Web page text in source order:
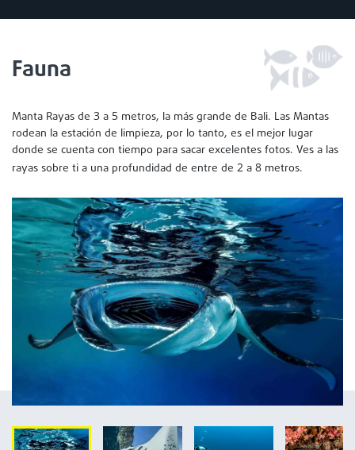
Fauna
Manta Rayas de 3 a 5 metros, la más grande de Bali. Las Mantas
rodean la estación de limpieza, por lo tanto, es el mejor lugar
donde se cuenta con tiempo para sacar excelentes fotos. Ves a las
rayas sobre ti a una profundidad de entre de 2 a 8 metros.